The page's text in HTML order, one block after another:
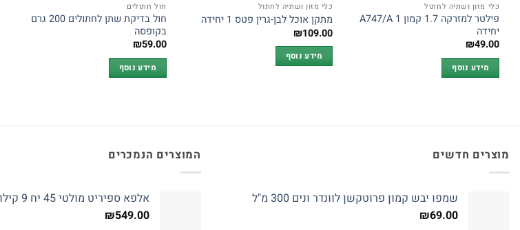
כלי מזון ושתיה לחתול
פילטר למזרקה 1.7 קמון A747/A 1
יחידה
₪49.00
מידע נוסף
כלי מזון ושתיה לחתול
מתקן אוכל לבן-גרין פטס 1 יחידה
₪109.00
מידע נוסף
חול חתולים
חול בדיקת שתן לחתולים 200 גרם
בקופסה
₪59.00
מידע נוסף
מוצרים חדשים
שמפו יבש קמון פרוטקשן לוונדר ונים 300 מ"ל
₪69.00
המוצרים הנמכרים
אלפא ספיריט מולטי 45 יח 9 קילוגרם
₪549.00